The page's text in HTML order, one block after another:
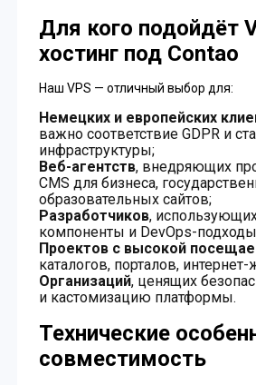
Для кого подойдёт
хостинг под Contao
Наш VPS — отличный выбор для:
Немецких и европейских
важно соответствие GDPR и
инфраструктуры;
Веб-агентств, внедряющих
CMS для бизнеса,
образовательных сайтов;
Разработчиков,
компоненты и DevOps-
Проектов с высокой
каталогов, порталов,
Организаций, ценящих
и кастомизацию платформы.
Технические
совместимость